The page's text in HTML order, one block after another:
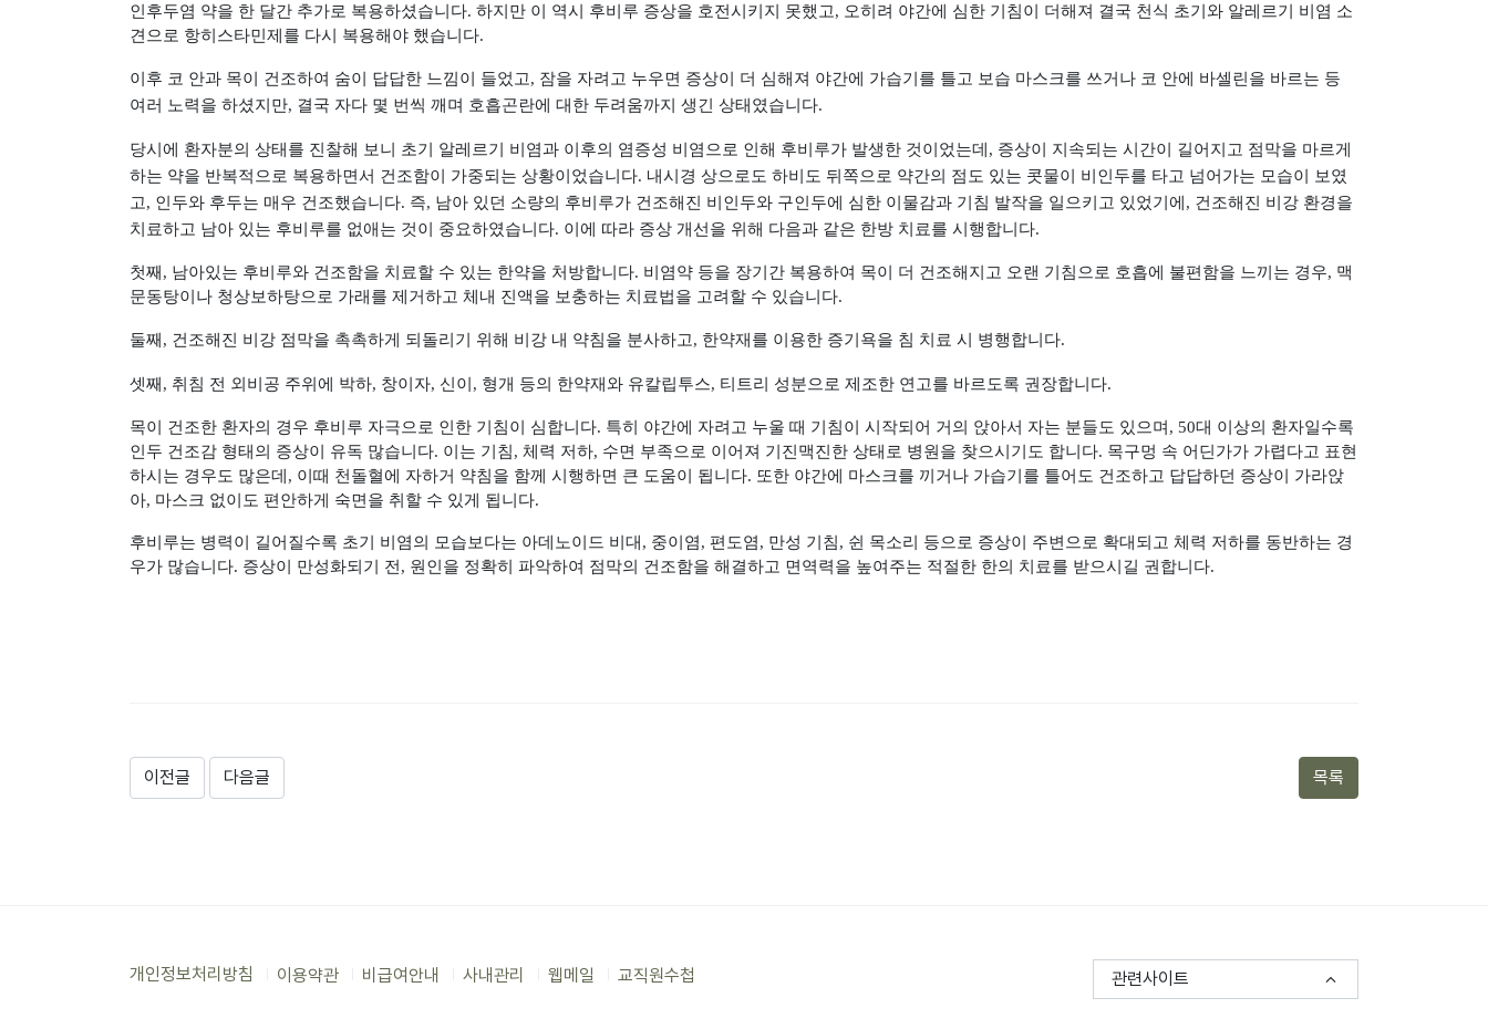
인후두염 약을 한 달간 추가로 복용하셨습니다. 하지만 이 역시 후비루 증상을 호전시키지 못했고, 오히려 야간에 심한 기침이 더해져 결국 천식 초기와 알레르기 비염 소
견으로 항히스타민제를 다시 복용해야 했습니다.
이후 코 안과 목이 건조하여 숨이 답답한 느낌이 들었고, 잠을 자려고 누우면 증상이 더 심해져 야간에 가습기를 틀고 보습 마스크를 쓰거나 코 안에 바셀린을 바르는 등
여러 노력을 하셨지만, 결국 자다 몇 번씩 깨며 호흡곤란에 대한 두려움까지 생긴 상태였습니다.
당시에 환자분의 상태를 진찰해 보니 초기 알레르기 비염과 이후의 염증성 비염으로 인해 후비루가 발생한 것이었는데 , 증상이 지속되는 시간이 길어지고 점막을 마르게
하는 약을 반복적으로 복용하면서 건조함이 가중되는 상황이었습니다. 내시경 상으로도 하비도 뒤쪽으로 약간의 점도 있는 콧물이 비인두를 타고 넘어가는 모습이 보였
고, 인두와 후두는 매우 건조했습니다. 즉, 남아 있던 소량의 후비루가 건조해진 비인두와 구인두에 심한 이물감과 기침 발작을 일으키고 있었기에 , 건조해진 비강 환경을
치료하고 남아 있는 후비루를 없애는 것이 중요하였습니다. 이에 따라 증상 개선을 위해 다음과 같은 한방 치료를 시행합니다.
첫째 , 남아있는 후비루와 건조함을 치료할 수 있는 한약을 처방합니다. 비염약 등을 장기간 복용하여 목이 더 건조해지고 오랜 기침으로 호흡에 불편함을 느끼는 경우, 맥
문동탕이나 청상보하탕으로 가래를 제거하고 체내 진액을 보충하는 치료법을 고려할 수 있습니다.
둘째 , 건조해진 비강 점막을 촉촉하게 되돌리기 위해 비강 내 약침을 분사하고, 한약재를 이용한 증기욕을 침 치료 시 병행합니다.
셋째 , 취침 전 외비공 주위에 박하, 창이자, 신이 , 형개 등의 한약재와 유칼립투스, 티트리 성분으로 제조한 연고를 바르도록 권장합니다.
목이 건조한 환자의 경우 후비루 자극으로 인한 기침이 심합니다. 특히 야간에 자려고 누울 때 기침이 시작되어 거의 앉아서 자는 분들도 있으며 , 50대 이상의 환자일수록
인두 건조감 형태의 증상이 유독 많습니다. 이는 기침, 체력 저하, 수면 부족으로 이어져 기진맥진한 상태로 병원을 찾으시기도 합니다. 목구멍 속 어딘가가 가렵다고 표현
하시는 경우도 많은데 , 이때 천돌혈에 자하거 약침을 함께 시행하면 큰 도움이 됩니다. 또한 야간에 마스크를 끼거나 가습기를 틀어도 건조하고 답답하던 증상이 가라앉
아, 마스크 없이도 편안하게 숙면을 취할 수 있게 됩니다.
후비루는 병력이 길어질수록 초기 비염의 모습보다는 아데노이드 비대 , 중이염, 편도염, 만성 기침, 쉰 목소리 등으로 증상이 주변으로 확대되고 체력 저하를 동반하는 경
우가 많습니다. 증상이 만성화되기 전 , 원인을 정확히 파악하여 점막의 건조함을 해결하고 면역력을 높여주는 적절한 한의 치료를 받으시길 권합니다.
이전글 다음글 목록
개인정보처리방침 이용약관 비급여안내 사내관리 웹메일 교직원수첩 관련사이트